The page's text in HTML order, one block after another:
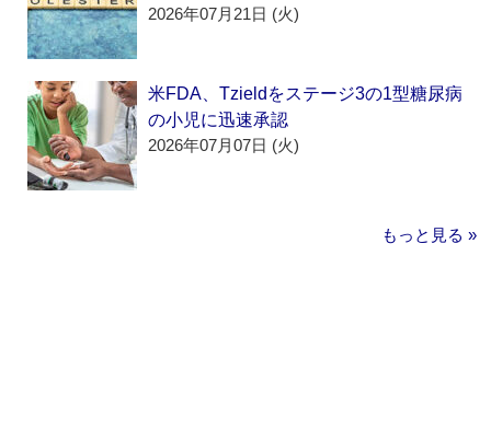
2026年07月21日 (火)
米FDA、Tzieldをステージ3の1型糖尿病
の小児に迅速承認
2026年07月07日 (火)
もっと見る »